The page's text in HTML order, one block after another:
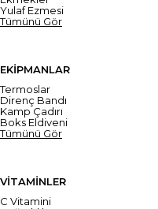
Yulaf Ezmesi
Tümünü Gör
EKİPMANLAR
Termoslar
Direnç Bandı
Kamp Çadırı
Boks Eldiveni
Tümünü Gör
VİTAMİNLER
C Vitamini